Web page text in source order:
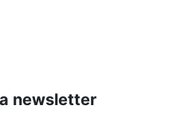
newsletter